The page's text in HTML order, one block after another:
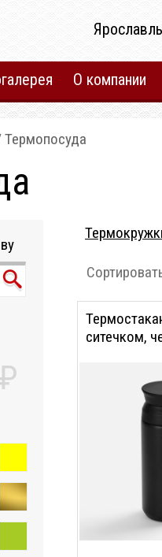
О компании
Термопосуда
₽
ситечком,